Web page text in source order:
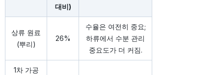
대비)
상류 원료
(뿌리)
26%
수율은 여전히 중요;
하류에서 수분 관리
중요도가 더 커짐.
1차 가공